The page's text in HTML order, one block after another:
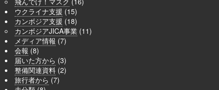
ウクライナ支援 (15)
カンボジア支援 (18)
カンボジアJICA事業 (11)
メディア情報 (7)
会報 (8)
届いた方から (3)
整備関連資料 (2)
旅行者から (7)